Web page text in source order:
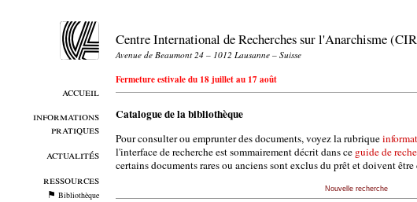
accueil
informations
pratiques
actualités
ressources
Bibliothèque
Centre International de Recherches sur l'Anarchisme
Avenue de Beaumont 24 – 1012 Lausanne – Suisse
Fermeture estivale du 18 juillet au 17 août
Catalogue de la bibliothèque
Pour consulter ou emprunter des documents, voyez la rubrique
l'interface de recherche est sommairement décrit dans ce guide de
certains documents rares ou anciens sont exclus du prêt et doivent
Nouvelle recherche